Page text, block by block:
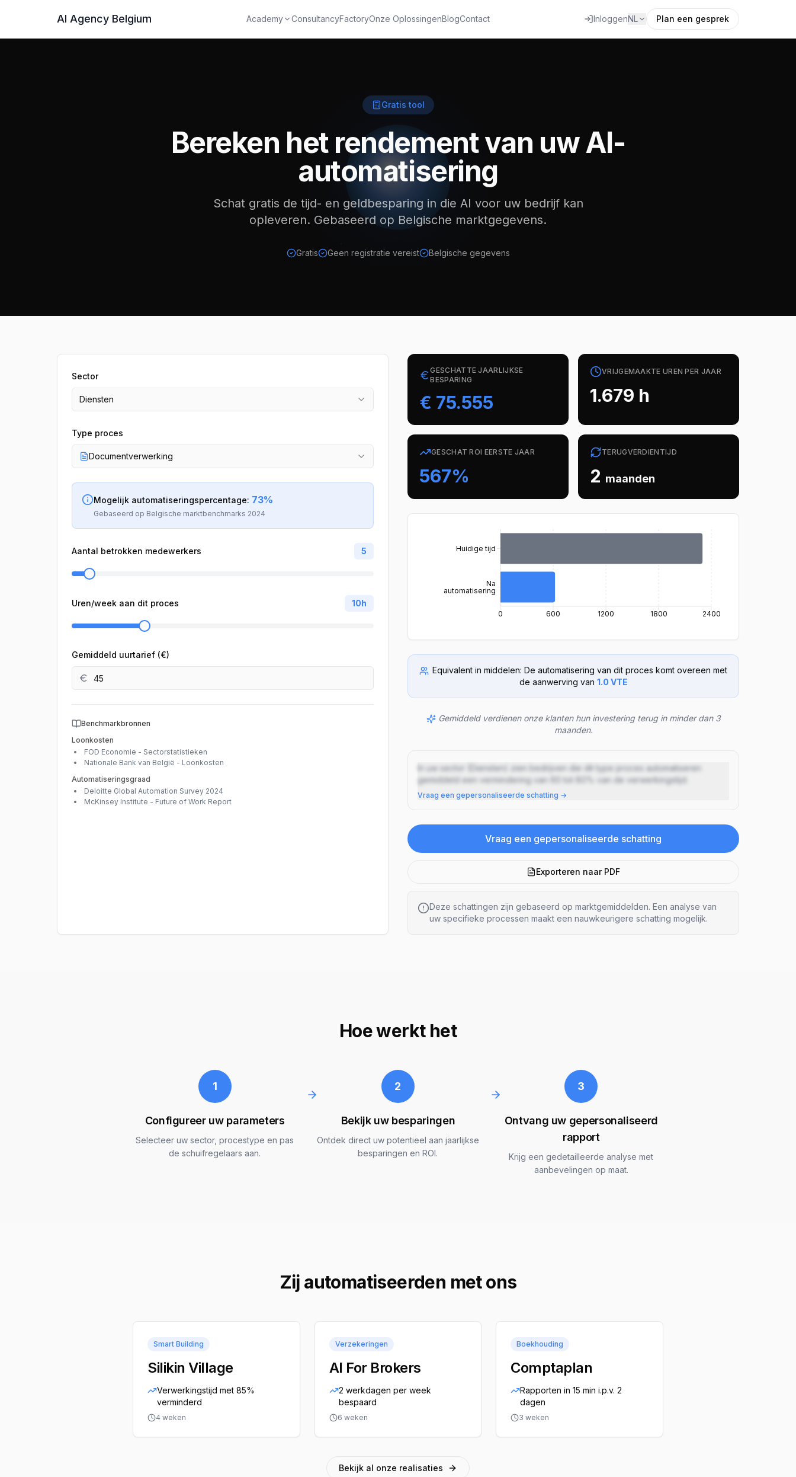
AI Agency Belgium Academy
Alle opleidingen
ConsultancyFactoryOnze OplossingenBlogContact InloggenNL Plan een gesprek
Gratis tool
Bereken het rendement van uw AI-
automatisering
Schat gratis de tijd- en geldbesparing in die AI voor uw bedrijf kan
opleveren. Gebaseerd op Belgische marktgegevens.
Gratis Geen registratie vereist Belgische gegevens
Sector
Diensten
Type proces
Documentverwerking
Mogelijk automatiseringspercentage: 73%
Gebaseerd op Belgische marktbenchmarks 2024
Aantal betrokken medewerkers 5
Uren/week aan dit proces 10h
Gemiddeld uurtarief (€)
Benchmarkbronnen
Loonkosten
FOD Economie - Sectorstatistieken
Nationale Bank van België - Loonkosten
Automatiseringsgraad
Deloitte Global Automation Survey 2024
McKinsey Institute - Future of Work Report
GESCHATTE JAARLIJKSE
BESPARING
€ 75.555
VRIJGEMAAKTE UREN PER JAAR
1.679 h
GESCHAT ROI EERSTE JAAR
567%
TERUGVERDIENTIJD
2 maanden
0 600 1200 1800 2400
Huidige tijd
Na
automatisering
Equivalent in middelen: De automatisering van dit proces komt overeen met
de aanwerving van 1.0 VTE
Gemiddeld verdienen onze klanten hun investering terug in minder dan 3
maanden.
In uw sector (Diensten) zien bedrijven die dit type proces automatiseren
gemiddeld een vermindering van 60 tot 80% van de verwerkingstijd.
Vraag een gepersonaliseerde schatting →
Vraag een gepersonaliseerde schatting
Exporteren naar PDF
Deze schattingen zijn gebaseerd op marktgemiddelden. Een analyse van
uw specifieke processen maakt een nauwkeurigere schatting mogelijk.
Hoe werkt het
1
Configureer uw parameters
Selecteer uw sector, procestype en pas
de schuifregelaars aan.
2
Bekijk uw besparingen
Ontdek direct uw potentieel aan jaarlijkse
besparingen en ROI.
3
Ontvang uw gepersonaliseerd
rapport
Krijg een gedetailleerde analyse met
aanbevelingen op maat.
Zij automatiseerden met ons
Smart Building
Silikin Village
Verwerkingstijd met 85%
verminderd
4 weken
Verzekeringen
AI For Brokers
2 werkdagen per week
bespaard
6 weken
Boekhouding
Comptaplan
Rapporten in 15 min i.p.v. 2
dagen
3 weken
Bekijk al onze realisaties